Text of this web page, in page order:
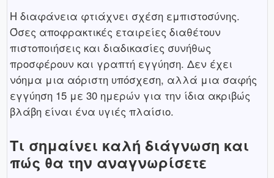
Η διαφάνεια φτιάχνει σχέση εμπιστοσύνης.
Όσες αποφρακτικές εταιρείες διαθέτουν
πιστοποιήσεις και διαδικασίες συνήθως
προσφέρουν και γραπτή εγγύηση. Δεν έχει
νόημα μια αόριστη υπόσχεση, αλλά μια σαφής
εγγύηση 15 με 30 ημερών για την ίδια ακριβώς
βλάβη είναι ένα υγιές πλαίσιο.
Τι σημαίνει καλή διάγνωση και
πώς θα την αναγνωρίσετε